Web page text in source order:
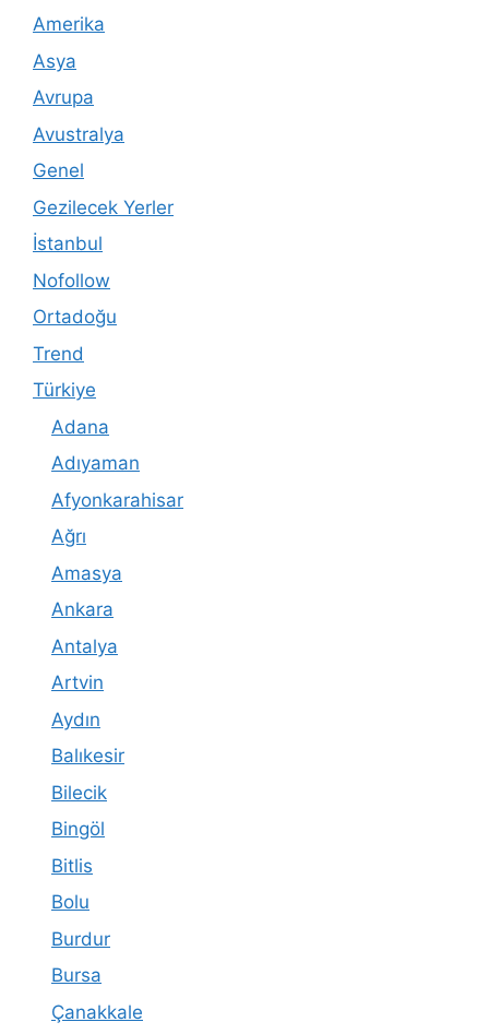
Amerika
Asya
Avrupa
Avustralya
Genel
Gezilecek Yerler
İstanbul
Nofollow
Ortadoğu
Trend
Türkiye
Adana
Adıyaman
Afyonkarahisar
Ağrı
Amasya
Ankara
Antalya
Artvin
Aydın
Balıkesir
Bilecik
Bingöl
Bitlis
Bolu
Burdur
Bursa
Çanakkale